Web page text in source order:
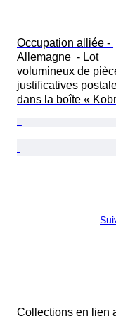
Occupation alliée -
Allemagne  - Lot
volumineux de
justificatives
dans la boîte «
Collections en lien